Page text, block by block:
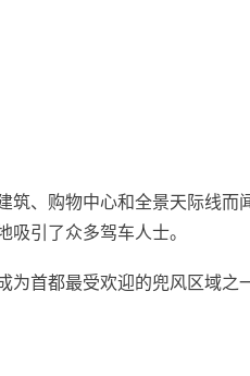
、购物中心和全景天际线而
引了众多驾车人士。
首都最受欢迎的兜风区域之一